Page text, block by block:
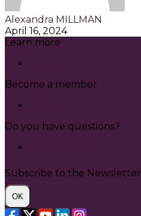
Alexandra MILLMAN
April 16, 2024
Learn more
Become a member
Do you have questions?
Subscribe to the Newsletter
OK